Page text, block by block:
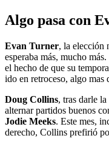
Algo pasa con
Evan Turner, la elección
esperaba más, mucho
el hecho de que su
ido en retroceso, algo mas
Doug Collins, tras darle
alternar partidos buenos
Jodie Meeks. Este mes,
derecho, Collins prefirió